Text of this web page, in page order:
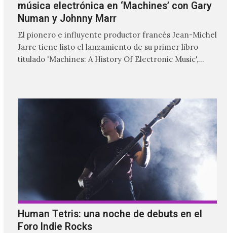
música electrónica en ‘Machines’ con Gary
Numan y Johnny Marr
El pionero e influyente productor francés Jean-Michel
Jarre tiene listo el lanzamiento de su primer libro
titulado 'Machines: A History Of Electronic Music',
Human Tetris: una noche de debuts en el
Foro Indie Rocks